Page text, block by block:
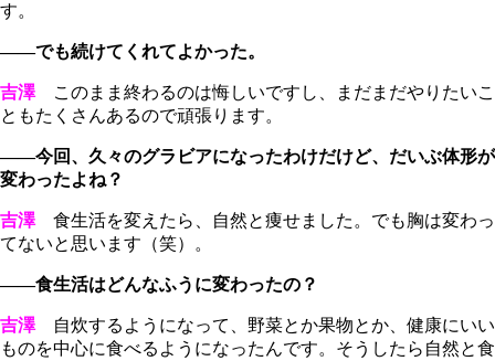
す。
――でも続けてくれてよかった。
吉澤このまま終わるのは悔しいですし、まだまだやりたいこ
ともたくさんあるので頑張ります。
――今回、久々のグラビアになったわけだけど、だいぶ体形が
変わったよね？
吉澤食生活を変えたら、自然と痩せました。でも胸は変わっ
てないと思います（笑）。
――食生活はどんなふうに変わったの？
吉澤自炊するようになって、野菜とか果物とか、健康にいい
ものを中心に食べるようになったんです。そうしたら自然と食